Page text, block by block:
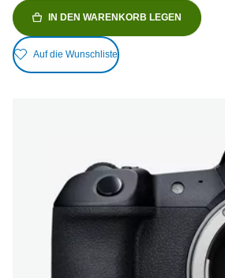
IN DEN WARENKORB LEGEN
Auf die Wunschliste